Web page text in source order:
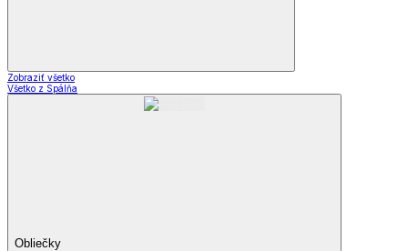
Zobraziť všetko
Všetko z Spálňa
Obliečky